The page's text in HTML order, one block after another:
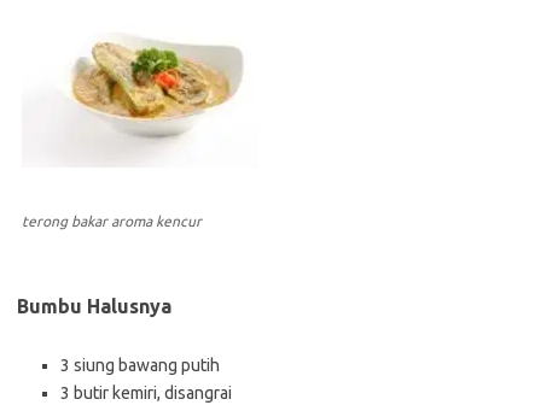
terong bakar aroma kencur
Bumbu Halusnya
3 siung bawang putih
3 butir kemiri, disangrai